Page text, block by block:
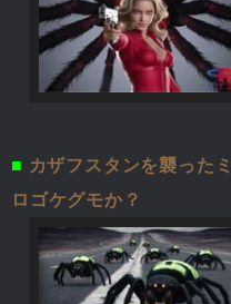
■ カザフスタンを襲った
ロゴケグモか？